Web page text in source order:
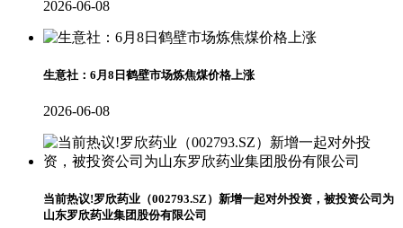
2026-06-08
生意社：6月8日鹤壁市场炼焦煤价格上涨
2026-06-08
当前热议!罗欣药业（002793.SZ）新增一起对外投资，被投资公司为
山东罗欣药业集团股份有限公司